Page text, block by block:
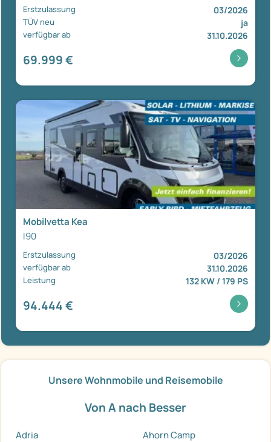
Erstzulassung 03/2026
TÜV neu ja
verfügbar ab 31.10.2026
69.999 €
Mobilvetta Kea
I90
Erstzulassung 03/2026
verfügbar ab 31.10.2026
Leistung 132 KW / 179 PS
94.444 €
Unsere Wohnmobile und Reisemobile
Von A nach Besser
Adria
Ahorn Camp